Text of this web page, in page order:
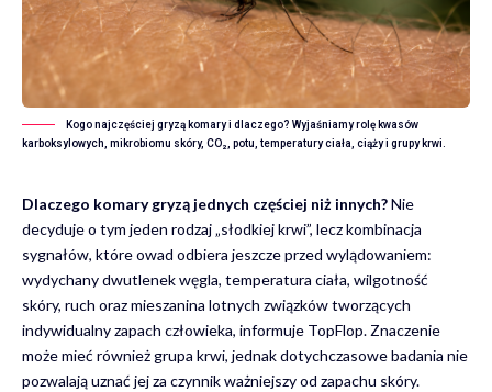
Kogo najczęściej gryzą komary i dlaczego? Wyjaśniamy rolę kwasów
karboksylowych, mikrobiomu skóry, CO₂, potu, temperatury ciała, ciąży i grupy krwi.
Dlaczego komary gryzą jednych częściej niż innych?Nie
decyduje o tym jeden rodzaj „słodkiej krwi”, lecz kombinacja
sygnałów, które owad odbiera jeszcze przed wylądowaniem:
wydychany dwutlenek węgla, temperatura ciała, wilgotność
skóry, ruch oraz mieszanina lotnych związków tworzących
indywidualny zapach człowieka, informuje TopFlop. Znaczenie
może mieć również grupa krwi, jednak dotychczasowe badania nie
pozwalają uznać jej za czynnik ważniejszy od zapachu skóry.